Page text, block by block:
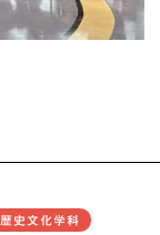
歴史文化学科